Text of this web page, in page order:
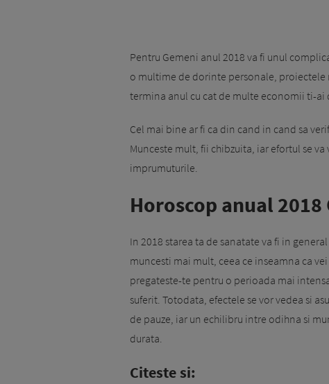
Pentru Gemeni anul 2018 va fi unul
o multime de dorinte personale,
termina anul cu cat de multe economii ti-ai
Cel mai bine ar fi ca din cand in cand sa
Munceste mult, fii chibzuita, iar efortul se
imprumuturile.
Horoscop anual
In 2018 starea ta de sanatate va fi in
muncesti mai mult, ceea ce inseamna ca
pregateste-te pentru o perioada mai
suferit. Totodata, efectele se vor vedea si
de pauze, iar un echilibru intre odihna si
durata.
Citeste si: